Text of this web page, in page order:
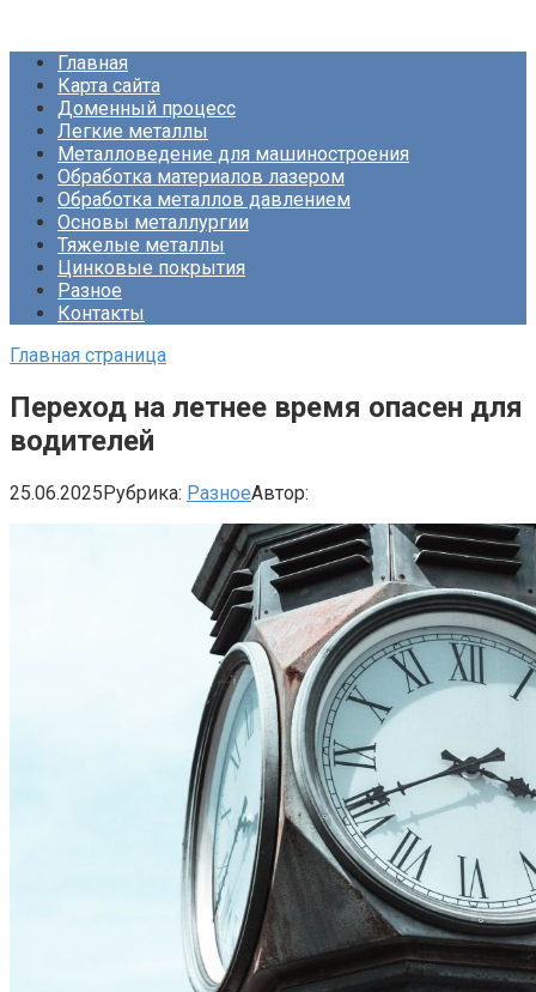
контентуГлавная
Карта сайта
Доменный процесс
Легкие металлы
Металловедение для машиностроения
Обработка материалов лазером
Обработка металлов давлением
Основы металлургии
Тяжелые металлы
Цинковые покрытия
Разное
Контакты
Главная страница
Переход на летнее время опасен для
водителей
25.06.2025Рубрика: РазноеАвтор: